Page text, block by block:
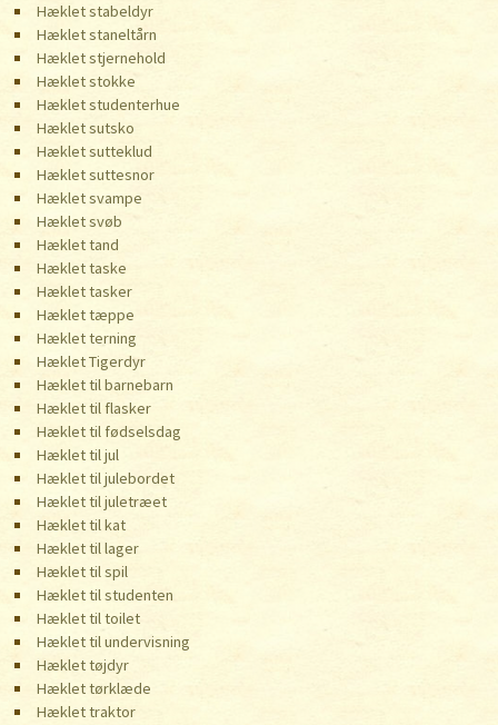
Hæklet stabeldyr
Hæklet staneltårn
Hæklet stjernehold
Hæklet stokke
Hæklet studenterhue
Hæklet sutsko
Hæklet sutteklud
Hæklet suttesnor
Hæklet svampe
Hæklet svøb
Hæklet tand
Hæklet taske
Hæklet tasker
Hæklet tæppe
Hæklet terning
Hæklet Tigerdyr
Hæklet til barnebarn
Hæklet til flasker
Hæklet til fødselsdag
Hæklet til jul
Hæklet til julebordet
Hæklet til juletræet
Hæklet til kat
Hæklet til lager
Hæklet til spil
Hæklet til studenten
Hæklet til toilet
Hæklet til undervisning
Hæklet tøjdyr
Hæklet tørklæde
Hæklet traktor